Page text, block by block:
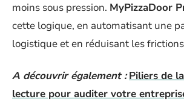
moins sous pression. MyPizzaDoor
cette logique, en automatisant une
logistique et en réduisant les
A découvrir également : Piliers de
lecture pour auditer votre